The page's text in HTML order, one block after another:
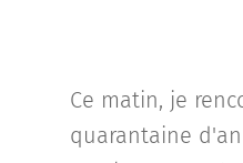
Ce matin, je
quarantaine